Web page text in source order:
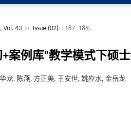
Vol. 43 ›› Issue (02) : 187 -189.
案例库”教学模式下硕
龙, 陈燕, 方正美, 王安世, 姚应水, 金岳龙